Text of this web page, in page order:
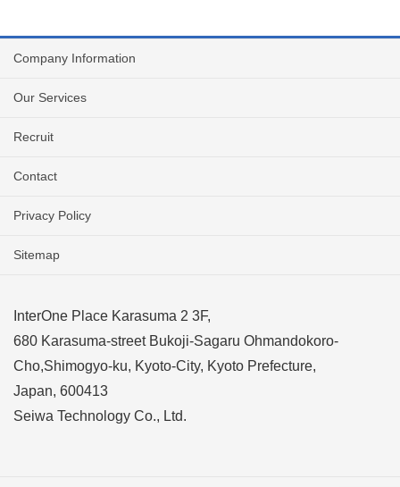
Company Information
Our Services
Recruit
Contact
Privacy Policy
Sitemap
InterOne Place Karasuma 2 3F,
680 Karasuma-street Bukoji-Sagaru Ohmandokoro-
Cho,Shimogyo-ku, Kyoto-City, Kyoto Prefecture,
Japan, 600413
Seiwa Technology Co., Ltd.